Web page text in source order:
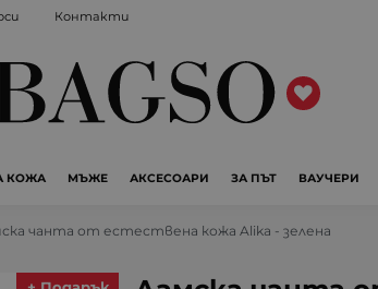
Контакти
КОЖА МЪЖЕ АКСЕСОАРИ ЗА ПЪТ ВАУЧЕРИ
чанта от естествена кожа Alika - зелена